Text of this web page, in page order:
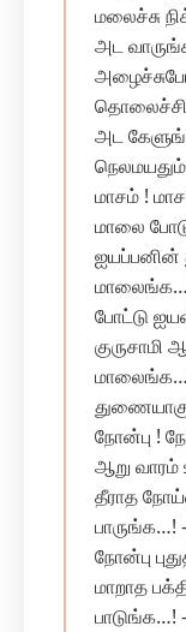
மலைச்சு
அட
அட
நெலமயதும்
மாசம் !
மாலை
ஐயப்பனின்
போட்டு
நோன்பு !
ஆறு வாரம்
தீராத
நோன்பு
மாறாத